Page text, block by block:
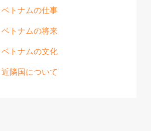
ベトナムの仕事
ベトナムの将来
ベトナムの文化
近隣国について